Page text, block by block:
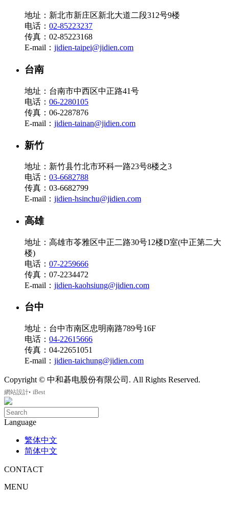
地址：新北市新庄区新北大道二段312号9楼
电话： 02-85223237
传真：02-85223168
E-mail： jidien-taipei@jidien.com
台南
地址：台南市中西区中正路41号
电话： 06-2280105
传真：06-2287876
E-mail： jidien-tainan@jidien.com
新竹
地址：新竹县竹北市环科一路23号8楼之3
电话： 03-6682788
传真：03-6682799
E-mail： jidien-hsinchu@jidien.com
高雄
地址：高雄市苓雅区中正二路30号12楼D室(中正第二大
楼)
电话： 07-2259666
传真：07-2234472
E-mail： jidien-kaohsiung@jidien.com
台中
地址：台中市南区忠明南路789号16F
电话： 04-22615666
传真：04-22651051
E-mail： jidien-taichung@jidien.com
Copyright © 中和碁电股份有限公司. All Rights Reserved.
網站設計‧ iBest
Language
繁体中文
简体中文
CONTACT
MENU